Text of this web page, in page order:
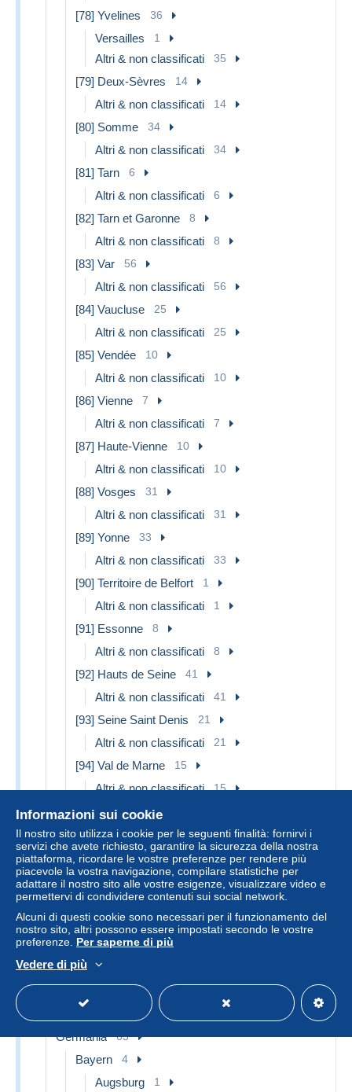
[78] Yvelines 36
Versailles 1
Altri & non classificati 35
[79] Deux-Sèvres 14
Altri & non classificati 14
[80] Somme 34
Altri & non classificati 34
[81] Tarn 6
Altri & non classificati 6
[82] Tarn et Garonne 8
Altri & non classificati 8
[83] Var 56
Altri & non classificati 56
[84] Vaucluse 25
Altri & non classificati 25
[85] Vendée 10
Altri & non classificati 10
[86] Vienne 7
Altri & non classificati 7
[87] Haute-Vienne 10
Altri & non classificati 10
[88] Vosges 31
Altri & non classificati 31
[89] Yonne 33
Altri & non classificati 33
[90] Territoire de Belfort 1
Altri & non classificati 1
[91] Essonne 8
Altri & non classificati 8
[92] Hauts de Seine 41
Altri & non classificati 41
[93] Seine Saint Denis 21
Altri & non classificati 21
[94] Val de Marne 15
Altri & non classificati 15
[95] Val d'Oise 23
Altri & non classificati 23
Guadeloupe 9
Altri & non classificati 9
Guyane 1
Altri & non classificati 1
Martinique 3
Altri & non classificati
TAAF : Territori francesi meridionali
Altri & non classificati
Germania 65
Bayern 4
Augsburg 1
Informazioni sui cookie
Il nostro sito utilizza i cookie per le seguenti finalità: fornirvi i
servizi che avete richiesto, garantire la sicurezza della nostra
piattaforma, ricordare le vostre preferenze per rendere più
piacevole la vostra navigazione, compilare statistiche per
adattare il nostro sito alle vostre esigenze, visualizzare video e
permettervi di condividere contenuti sui social network.
Alcuni di questi cookie sono necessari per il funzionamento del
nostro sito, altri possono essere impostati secondo le vostre
preferenze. Per saperne di più
Vedere di più